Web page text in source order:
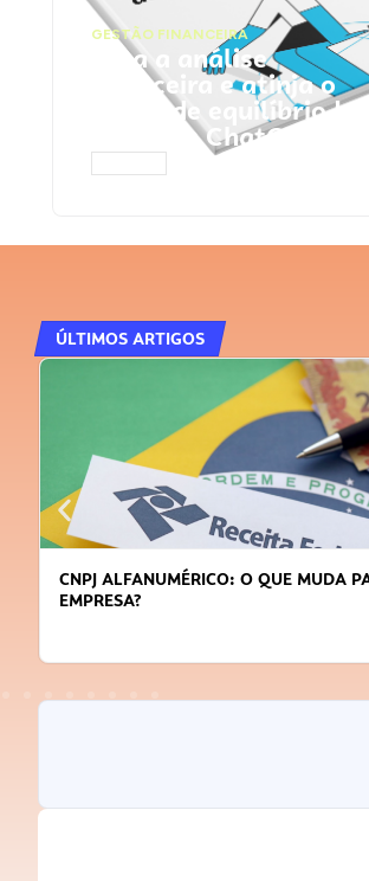
GESTÃO FINANCEIRA
Faça a análise
financeira e atinja o
ponto de equilíbrio |
Prompts ChatGPT
ÚLTIMOS ARTIGOS
DICAS PARA OBTER CRÉDITO